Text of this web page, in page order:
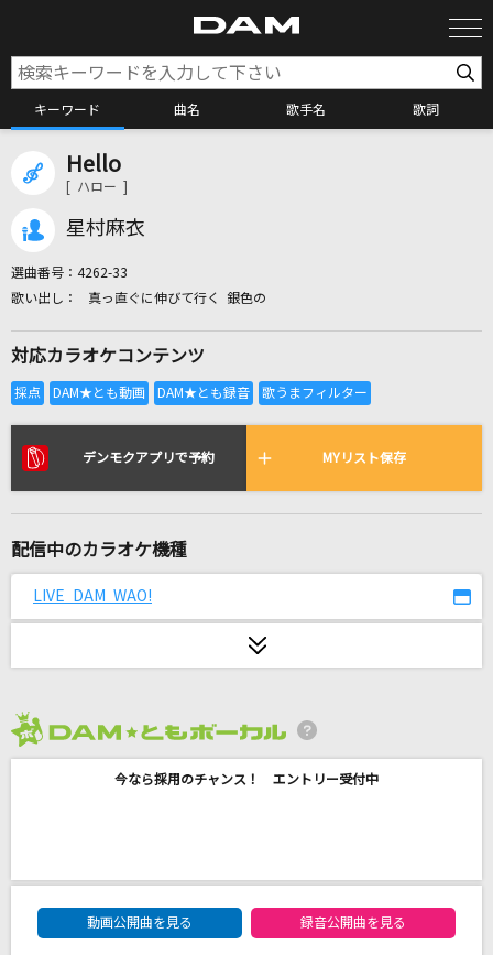
キーワード 曲名 歌手名 歌詞
全国りれき
リアルタイムで歌われている曲の一覧
花になって(TVアニメ『薬屋のひとりごと』バー
ジョン)
wacci
ロストワンの号哭
斉藤和義
排他的ファイター
Hello
[ ハロー ]
星村麻衣
選曲番号： 4262-33
真っ直ぐに伸びて行く 銀色の
対応カラオケコンテンツ
デンモクアプリで予約 MYリスト保存
配信中のカラオケ機種
LIVE DAM WAO!
今なら採用のチャンス！ エントリー受付中
DAM★ともボーカルエントリーランキング
動画公開曲を見る
録音公開曲を見る